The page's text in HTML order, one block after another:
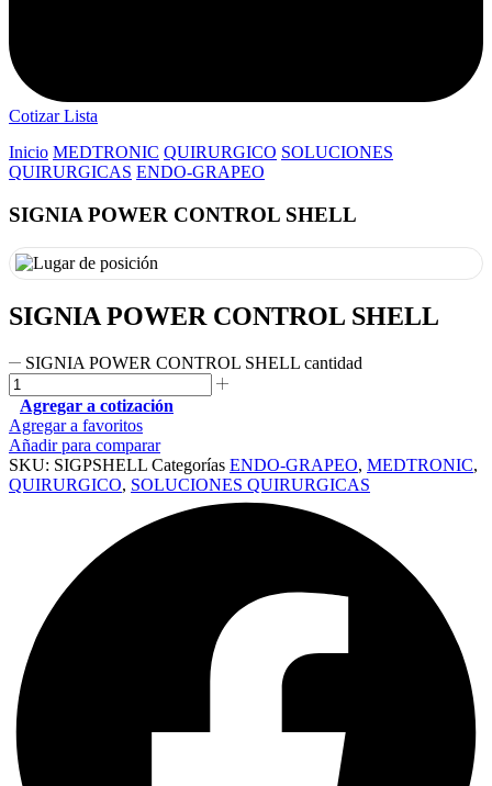
Cotizar Lista
Inicio MEDTRONIC QUIRURGICO SOLUCIONES
QUIRURGICAS ENDO-GRAPEO
SIGNIA POWER CONTROL SHELL
SIGNIA POWER CONTROL SHELL
SIGNIA POWER CONTROL SHELL cantidad
Agregar a cotización
Agregar a favoritos
Añadir para comparar
SKU: SIGPSHELL Categorías ENDO-GRAPEO, MEDTRONIC,
QUIRURGICO, SOLUCIONES QUIRURGICAS